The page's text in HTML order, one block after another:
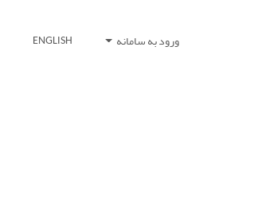
ورود به سامانه ENGLISH